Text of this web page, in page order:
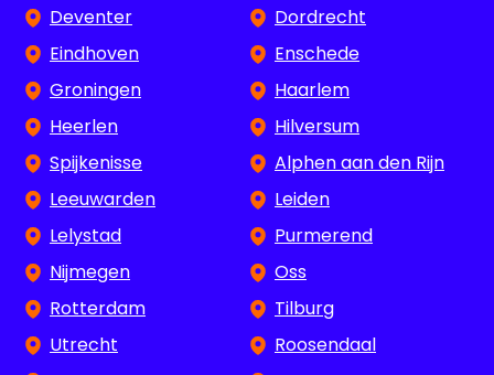
Deventer
Dordrecht
Eindhoven
Enschede
Groningen
Haarlem
Heerlen
Hilversum
Spijkenisse
Alphen aan den Rijn
Leeuwarden
Leiden
Lelystad
Purmerend
Nijmegen
Oss
Rotterdam
Tilburg
Utrecht
Roosendaal